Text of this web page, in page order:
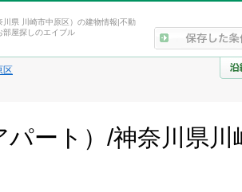
川県 川崎市中原区）の建物情報|不動
部屋探しのエイブル
区
ート）/神奈川県